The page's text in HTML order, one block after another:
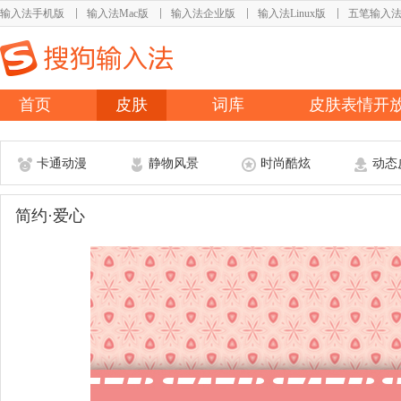
输入法手机版 输入法Mac版 输入法企业版 输入法Linux版 五笔输入法
首页 皮肤 词库 皮肤表情开
卡通动漫 静物风景 时尚酷炫 动态
简约·爱心